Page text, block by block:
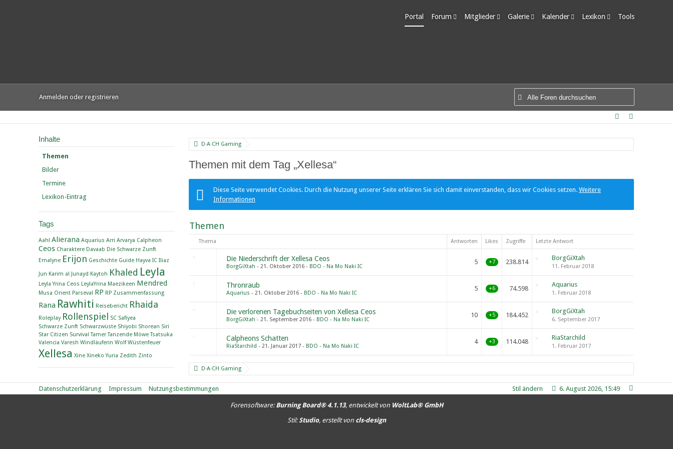
Anmelden oder registrieren
Portal Forum Mitglieder Galerie Kalender Lexikon Tools
Inhalte
Themen
Bilder
Termine
Lexikon-Eintrag
Tags
Aahl Alierana Aquarius Arri Arvarya Calpheon
Ceos Charaktere Davaab Die Schwarze Zunft
Emalyne Erijon Geschichte Guide Hayva IC Iliaz
Jun Karim al Junayd Kaytoh Khaled Leyla
Leyla Yrina Ceos LeylaYrina Maezikeen Mendred
Musa Orient Parseval RP RP Zusammenfassung
Rana Rawhiti Reisebericht Rhaida
Roleplay Rollenspiel SC Safiyea
Schwarze Zunft Schwarzwüste Shiyobi Shorean Siri
Star Citizen Survival Tamer Tanzende Möwe Tsatsuka
Valencia Varesh Windläuferin Wolf Wüstenfeuer
Xellesa Xine Xineko Yuria Zedith Zinto
D·A·CH Gaming
Themen mit dem Tag „Xellesa“
Diese Seite verwendet Cookies. Durch die Nutzung unserer Seite erklären Sie sich damit einverstanden, dass wir Cookies setzen. Weitere
Informationen
Themen
Thema Antworten Likes Zugriffe Letzte Antwort
Die Niederschrift der Xellesa Ceos
BorgGiXtah 21. Oktober 2016 BDO - Na Mo Naki IC
5 +7 238.814
BorgGiXtah
11. Februar 2018
Thronraub
Aquarius 21. Oktober 2016 BDO - Na Mo Naki IC
5 +6 74.598
Aquarius
1. Februar 2018
Die verlorenen Tagebuchseiten von Xellesa Ceos
BorgGiXtah 21. September 2016 BDO - Na Mo Naki IC
10 +5 184.452
BorgGiXtah
6. September 2017
Calpheons Schatten
RiaStarchild 21. Januar 2017 BDO - Na Mo Naki IC
4 +3 114.048
RiaStarchild
1. Februar 2017
D·A·CH Gaming
Datenschutzerklärung Impressum Nutzungsbestimmungen 6. August 2026, 15:49
Stil ändern
Forensoftware: Burning Board® 4.1.13, entwickelt von WoltLab® GmbH
Stil:Studio, erstellt von cls-design